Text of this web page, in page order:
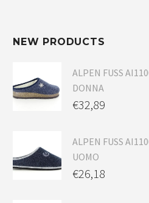
NEW PRODUCTS
ALPEN FUSS
DONNA
€32,89
ALPEN FUSS
UOMO
€26,18